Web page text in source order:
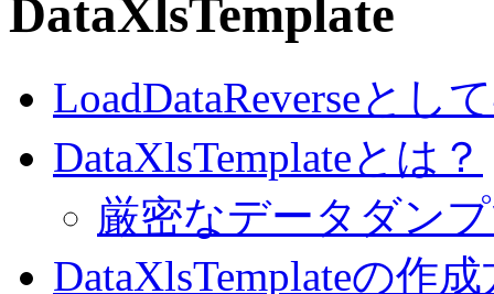
DataXlsTemplate
LoadDataReverseとし
DataXlsTemplateとは？
厳密なデータダン
DataXlsTemplateの作